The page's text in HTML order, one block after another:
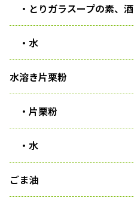
・とりガラスープの素、酒
・水
水溶き片栗粉
・片栗粉
・水
ごま油